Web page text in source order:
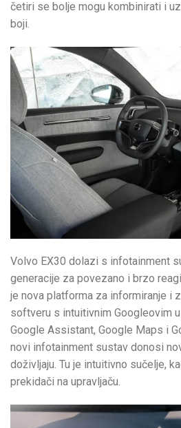
četiri se bolje mogu kombinirati i
boji.
Volvo EX30 dolazi s infotainment
generacije za povezano i brzo
je nova platforma za informiranje i
softveru s intuitivnim Googleovim
Google Assistant, Google Maps i
novi infotainment sustav donosi
doživljaju. Tu je intuitivno sučelje,
prekidači na upravljaču.